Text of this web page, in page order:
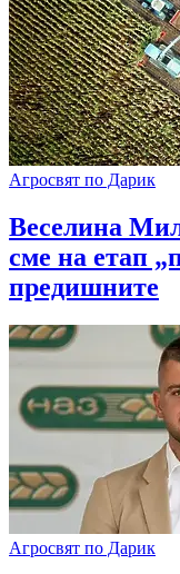
Агросвят по Дарик
​Веселина
сме на етап
предишните
Агросвят по Дарик